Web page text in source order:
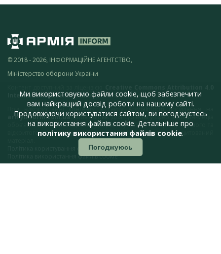
© 2018 - 2026, ІНФОРМАЦІЙНЕ АГЕНТСТВО,
Міністерство оборони України
International licenseякщо не зазначено інше.
При використанні контенту з сайту АрміяInform посилання на
armyinform.com.uaобов’язкове. Для суб’єктів у сфері онлайн-медіа
обов’язковим є розміщення у першому абзаці матеріалу прямого та
відкритого для пошукових систем гіперпосилання на цитований
Політика користування сайтом АрміяInform
Політика використання файлів cookie
Ми використовуємо файли cookie, щоб забезпечити
вам найкращий досвід роботи на нашому сайті.
Продовжуючи користуватися сайтом, ви погоджуєтесь
на використання файлів cookie. Детальніше про
політику використання файлів cookie.
Погоджуюсь